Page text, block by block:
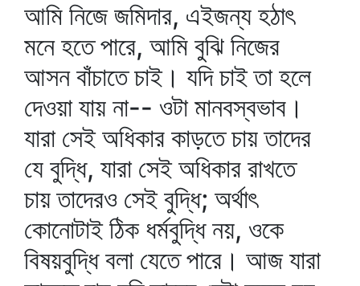
আমি নিজে জমিদার, এইজন্য হঠাৎ
মনে হতে পারে, আমি বুঝি নিজের
আসন বাঁচাতে চাই। যদি চাই তা হলে
দেওয়া যায় না-- ওটা মানবস্বভাব।
যারা সেই অধিকার কাড়তে চায় তাদের
যে বুদ্ধি, যারা সেই অধিকার রাখতে
চায় তাদেরও সেই বুদ্ধি; অর্থাৎ
কোনোটাই ঠিক ধর্মবুদ্ধি নয়, ওকে
বিষয়বুদ্ধি বলা যেতে পারে। আজ যারা